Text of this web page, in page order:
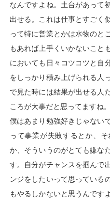
なんですよね。土台があって
出せる。これは仕事とすごく
って特に営業とかは水物のと
もあれば上手くいかないこと
においても日々コツコツと自
をしっかり積み上げられる人
で見た時には結果が出せる人
ころが大事だと思ってますね。
僕はあまり勉強好きじゃない
って事業が失敗するとか、
か、そういうのがとても嫌な
す。自分がチャンスを掴んで
ンジをしたいって思っている
もやるしかないと思うんです